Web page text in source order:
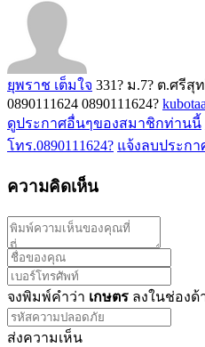
ยุพราช เต็มใจ 331? ม.7? ต.ศรี
0890111624 0890111624?
ดูประกาศอื่นๆของสมาชิกท่านนี้
โทร.0890111624? แจ้งลบประกา
ความคิดเห็น
จงพิมพ์คำว่า เกษตร ลงในช่องด้
ส่งความเห็น